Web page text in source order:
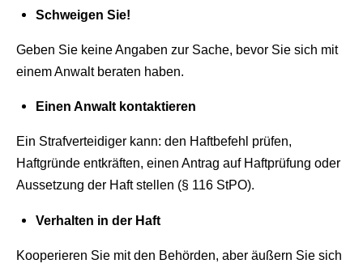
Schweigen Sie!
Geben Sie keine Angaben zur Sache, bevor Sie sich mit
einem Anwalt beraten haben.
Einen Anwalt kontaktieren
Ein Strafverteidiger kann: den Haftbefehl prüfen,
Haftgründe entkräften, einen Antrag auf Haftprüfung oder
Aussetzung der Haft stellen (§ 116 StPO).
Verhalten in der Haft
Kooperieren Sie mit den Behörden, aber äußern Sie sich